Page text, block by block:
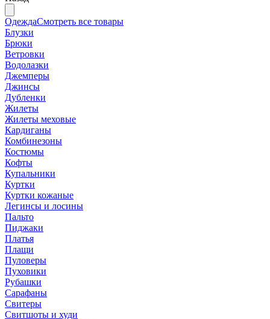
ОдеждаСмотреть все товары
Блузки
Брюки
Ветровки
Водолазки
Джемперы
Джинсы
Дубленки
Жилеты
Жилеты меховые
Кардиганы
Комбинезоны
Костюмы
Кофты
Купальники
Куртки
Куртки кожаные
Легинсы и лосины
Пальто
Пиджаки
Платья
Плащи
Пуловеры
Пуховики
Рубашки
Сарафаны
Свитеры
Свитшоты и худи